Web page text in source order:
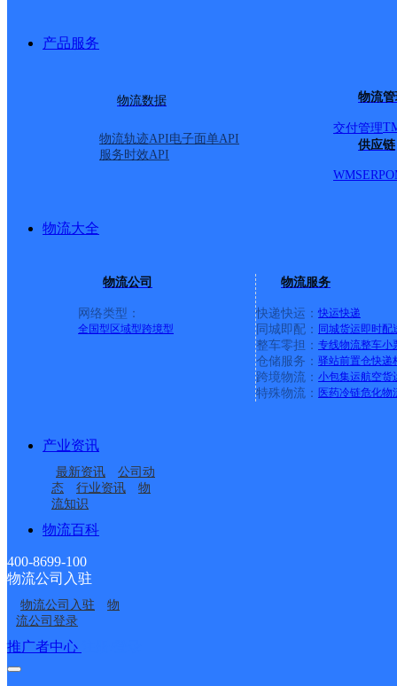
产品服务
物流数据
物流轨迹API电子面单API
服务时效API
物流
交付管理
供应链
WMSERP
物流大全
物流公司
网络类型：
全国型 区域型跨境型
物流服务
快递快运： 快运快递
同城即配： 同城货运即时配
整车零担： 专线物流整车小
仓储服务： 驿站前置仓快递
跨境物流： 小包集运航空货
特殊物流： 医药冷链危化物
产业资讯
最新资讯
公司动
态
行业资讯
物
流知识
物流百科
400-8699-100
物流公司入驻
物流公司入驻
物
流公司登录
推广者中心
子镇寄存点
辽宁昌图县公司曲家寄
存点
辽宁昌图县公司此路韵
达寄存点
辽宁昌图县公司宝力农
场寄存点
辽宁昌图县公司大兴镇
寄存
辽宁昌图县公司大洼火
龙寄存点
铁岭昌图县
接口API